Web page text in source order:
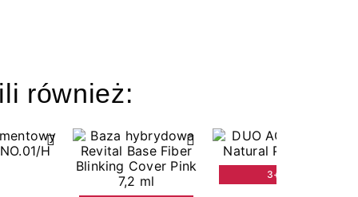
również:
3+3